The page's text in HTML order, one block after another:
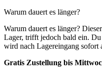
Warum dauert es länger?
Warum dauert es länger?
Lager, trifft jedoch bald ein.
wird nach Lagereingang sofort
Gratis Zustellung bis